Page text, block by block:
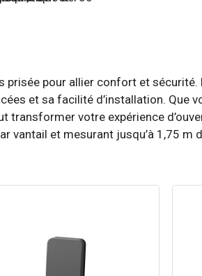
pour allier confort et sécurité.
et sa facilité d’installation. Que
transformer votre expérience
vantail et mesurant jusqu’à 1,75 m